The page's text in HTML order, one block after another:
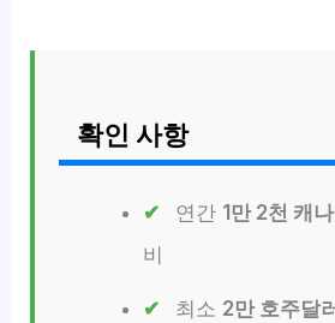
확인 사항
연간 1만 2천 캐
비
최소 2만 호주달러